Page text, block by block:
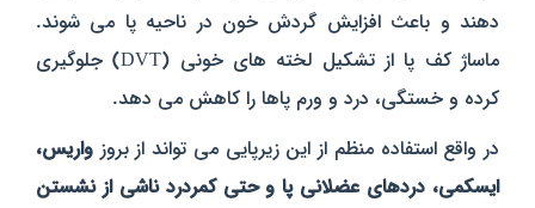
دهند و باعث افزایش گردش خون در ناحیه پا می‌ شوند.
ماساژ کف پا از تشکیل لخته‌ های خونی (DVT) جلوگیری
کرده و خستگی، درد و ورم پاها را کاهش می‌ دهد.
در واقع استفاده منظم از این زیرپایی می‌ تواند از بروز واریس،
ایسکمی، دردهای عضلانی پا و حتی کمردرد ناشی از نشستن